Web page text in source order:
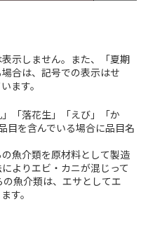
示しません。また、「夏期
合は、記号での表示はせ
ます。
「落花生」「えび」「か
目を含んでいる場合に品目名
魚介類を原材料として製造
よりエビ・カニが混じって
魚介類は、エサとしてエ
す。